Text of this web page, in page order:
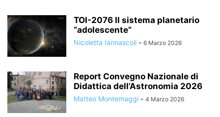
TOI-2076 Il sistema planetario
“adolescente”
Nicoletta Iannascoli - 6 Marzo 2026
Report Convegno Nazionale di
Didattica dell’Astronomia 2026
Matteo Montemaggi - 4 Marzo 2026